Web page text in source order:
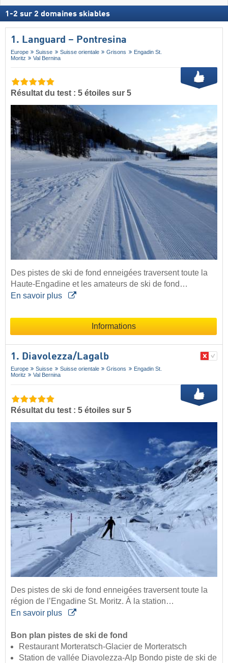
1 -2 sur 2 domaines skiables
1. Languard – Pontresina
Europe Suisse Suisse orientale Grisons
Engadin St.
Moritz
Val Bernina
Résultat du test : 5 étoiles sur 5
Des pistes de ski de fond enneigées traversent toute la
Haute-Engadine et les amateurs de ski de fond…
En savoir plus
Informations
1. Diavolezza/​Lagalb
Europe Suisse Suisse orientale Grisons
Engadin St.
Moritz
Val Bernina
Résultat du test : 5 étoiles sur 5
Des pistes de ski de fond enneigées traversent toute la
région de l’Engadine St. Moritz. À la station…
En savoir plus
Bon plan pistes de ski de fond
Restaurant Morteratsch-Glacier de Morteratsch
Station de vallée Diavolezza-Alp Bondo piste de ski de